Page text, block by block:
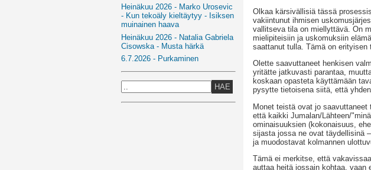
Heinäkuu 2026 - Marko Urosevic
- Kun tekoäly kieltäytyy - Isiksen
muinainen haava
Heinäkuu 2026 - Natalia Gabriela
Cisowska - Musta härkä
6.7.2026 - Purkaminen
HAE
Olkaa kärsivällisiä tässä
vakiintunut ihmisen
vallitseva tila on miellyttävä. On
mielipiteisiin ja uskomuksiin
saattanut tulla. Tämä on erityisen
Olette saavuttaneet henkisen
yritätte jatkuvasti parantaa,
koskaan opasteta käyttämään
pysytte tietoisena siitä, että
Monet teistä ovat jo
että kaikki Jumalan/Lähteen/
ominaisuuksien (kokonaisuus,
sijasta jossa ne ovat täydellisinä
ja muodostavat kolmannen
Tämä ei merkitse, että
auttaa heitä jossain kohtaa, vaan